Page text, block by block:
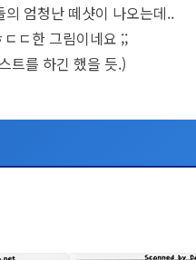
엄청난 떼샷이 나오는데..
ㄷ한 그림이네요 ;;
트를 하긴 했을 듯.)